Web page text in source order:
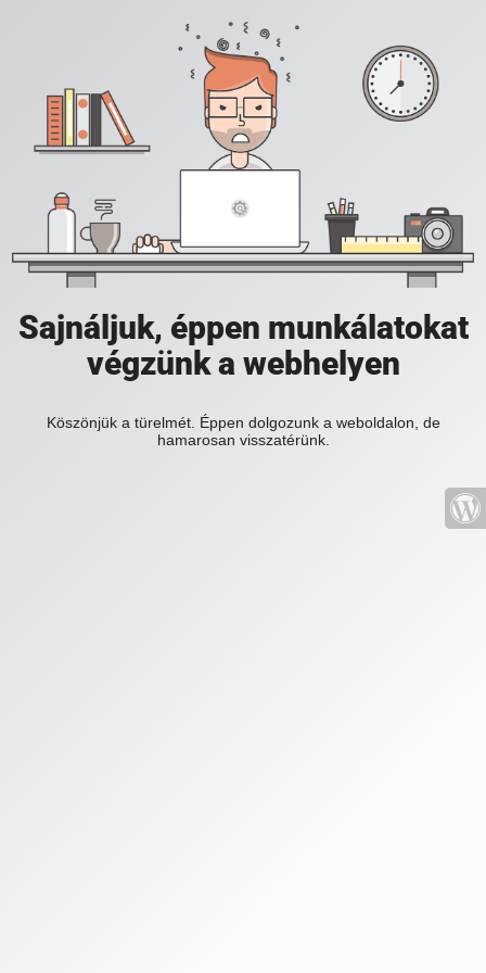
Sajnáljuk, éppen munkálatokat
végzünk a webhelyen
Köszönjük a türelmét. Éppen dolgozunk a weboldalon, de
hamarosan visszatérünk.